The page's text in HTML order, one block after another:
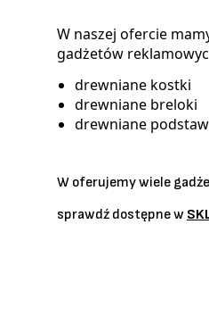
W naszej ofercie
gadżetów
drewniane